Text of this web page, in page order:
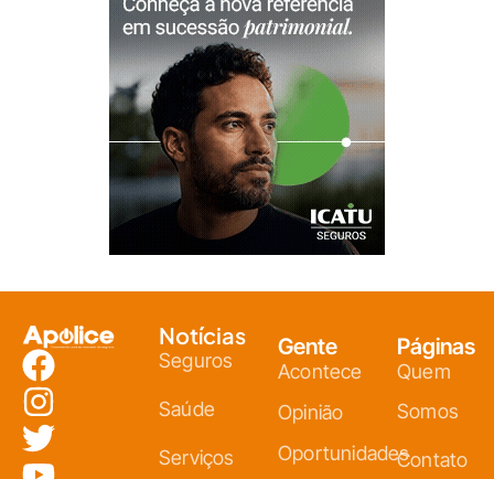
Notícias
Seguros
Saúde
Serviços
Gente
Acontece
Opinião
Oportunidades
Páginas
Quem
Somos
Contato